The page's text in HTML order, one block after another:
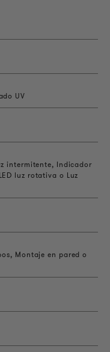
UV
intermitente, Indicador
luz rotativa o Luz
Montaje en pared o